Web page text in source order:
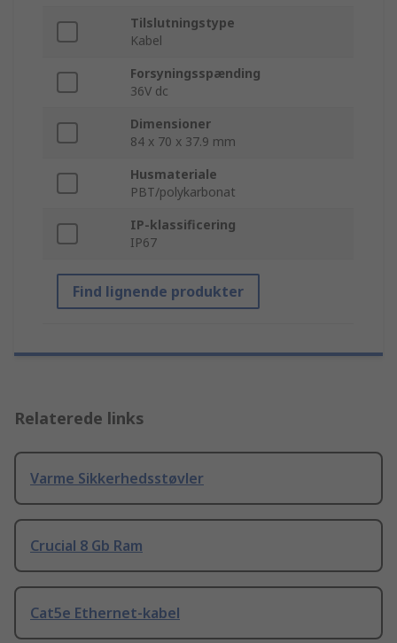
Tilslutningstype
Kabel
Forsyningsspænding
36V dc
Dimensioner
84 x 70 x 37.9 mm
Husmateriale
PBT/polykarbonat
IP-klassificering
IP67
Find lignende produkter
Relaterede links
Varme Sikkerhedsstøvler
Crucial 8 Gb Ram
Cat5e Ethernet-kabel